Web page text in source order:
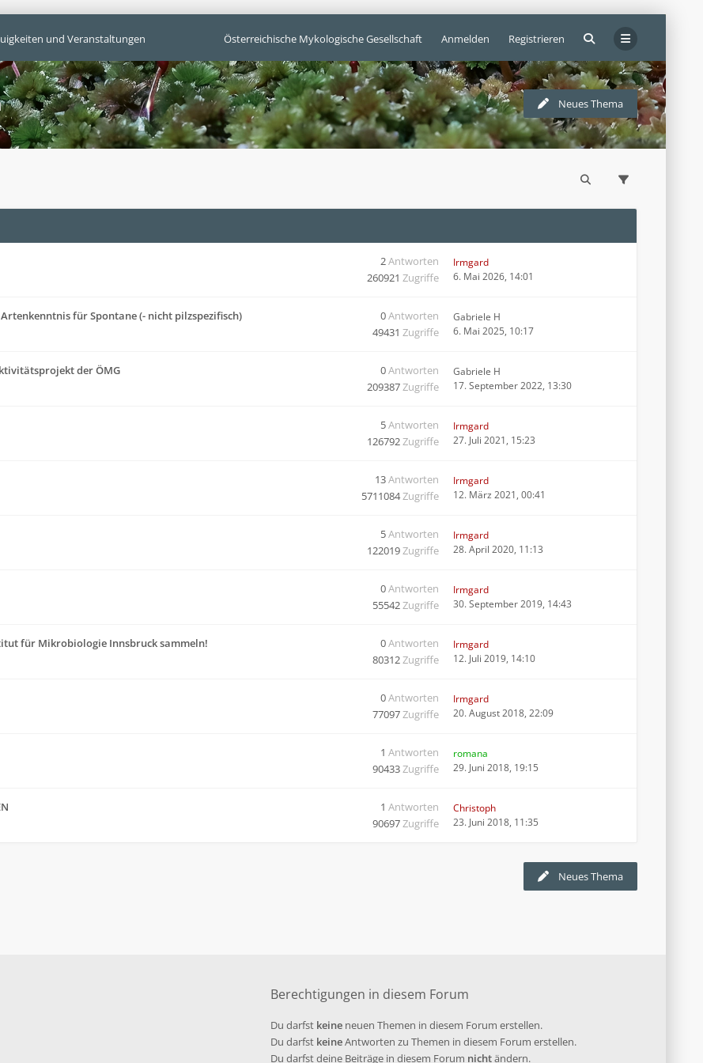
Österreichische Mykologische Gesellschaft Anmelden Registrieren
und Veranstaltungen
Neues Thema
2Antworten
260921 Zugriffe
Irmgard
6. Mai 2026, 14:01
für Spontane (- nicht pilzspezifisch)
0Antworten
49431 Zugriffe
Gabriele H
6. Mai 2025, 10:17
der ÖMG
0Antworten
209387Zugriffe
Gabriele H
17. September 2022, 13:30
5Antworten
126792Zugriffe
Irmgard
27. Juli 2021, 15:23
13Antworten
5711084Zugriffe
Irmgard
12. März 2021, 00:41
5Antworten
122019Zugriffe
Irmgard
28. April 2020, 11:13
0Antworten
55542Zugriffe
Irmgard
30. September 2019, 14:43
für Mikrobiologie Innsbruck sammeln!
0Antworten
80312Zugriffe
Irmgard
12. Juli 2019, 14:10
0Antworten
77097Zugriffe
Irmgard
20. August 2018, 22:09
1 Antworten
90433Zugriffe
romana
29. Juni 2018, 19:15
1 Antworten
90697Zugriffe
Christoph
23. Juni 2018, 11:35
Neues Thema
Berechtigungen in diesem Forum
Du darfst keine neuen Themen in diesem Forum erstellen.
Du darfst keineAntworten zu Themen in diesem Forum erstellen.
Du darfst deine Beiträge in diesem Forum nichtändern.